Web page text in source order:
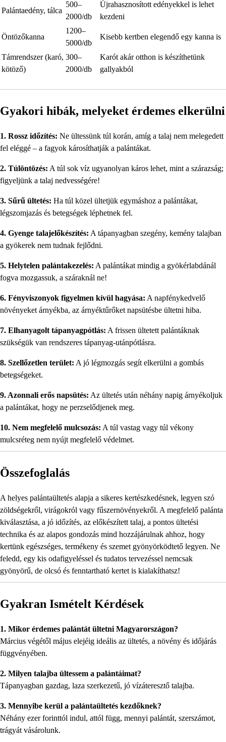
Palántaedény, tálca
500–
2000/db
Újrahasznosított edényekkel is lehet
kezdeni
Öntözőkanna
1200–
5000/db
Kisebb kertben elegendő egy kanna is
Támrendszer (karó,
kötöző)
300–
2000/db
Karót akár otthon is készíthetünk
gallyakból
Gyakori hibák, melyeket érdemes elkerülni
1. Rossz időzítés: Ne ültessünk túl korán, amíg a talaj nem melegedett
fel eléggé – a fagyok károsíthatják a palántákat.
2. Túlöntözés: A túl sok víz ugyanolyan káros lehet, mint a szárazság;
figyeljünk a talaj nedvességére!
3. Sűrű ültetés: Ha túl közel ültetjük egymáshoz a palántákat,
légszomjazás és betegségek léphetnek fel.
4. Gyenge talajelőkészítés: A tápanyagban szegény, kemény talajban
a gyökerek nem tudnak fejlődni.
5. Helytelen palántakezelés: A palántákat mindig a gyökérlabdánál
fogva mozgassuk, a száraknál ne!
6. Fényviszonyok figyelmen kívül hagyása: A napfénykedvelő
növényeket árnyékba, az árnyéktűrőket napsütésbe ültetni hiba.
7. Elhanyagolt tápanyagpótlás: A frissen ültetett palántáknak
szükségük van rendszeres tápanyag-utánpótlásra.
8. Szellőzetlen terület: A jó légmozgás segít elkerülni a gombás
betegségeket.
9. Azonnali erős napsütés: Az ültetés után néhány napig árnyékoljuk
a palántákat, hogy ne perzselődjenek meg.
10. Nem megfelelő mulcsozás: A túl vastag vagy túl vékony
mulcsréteg nem nyújt megfelelő védelmet.
Összefoglalás
A helyes palántaültetés alapja a sikeres kertészkedésnek, legyen szó
zöldségekről, virágokról vagy fűszernövényekről. A megfelelő palánta
kiválasztása, a jó időzítés, az előkészített talaj, a pontos ültetési
technika és az alapos gondozás mind hozzájárulnak ahhoz, hogy
kertünk egészséges, termékeny és szemet gyönyörködtető legyen. Ne
feledd, egy kis odafigyeléssel és tudatos tervezéssel nemcsak
gyönyörű, de olcsó és fenntartható kertet is kialakíthatsz!
Gyakran Ismételt Kérdések
1. Mikor érdemes palántát ültetni Magyarországon?
Március végétől május elejéig ideális az ültetés, a növény és időjárás
függvényében.
2. Milyen talajba ültessem a palántáimat?
Tápanyagban gazdag, laza szerkezetű, jó vízáteresztő talajba.
3. Mennyibe kerül a palántaültetés kezdőknek?
Néhány ezer forinttól indul, attól függ, mennyi palántát, szerszámot,
trágyát vásárolunk.